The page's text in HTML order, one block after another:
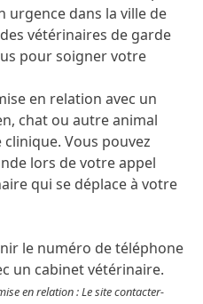
urgence dans la ville de
vétérinaires de garde
pour soigner votre
en relation avec un
chat ou autre animal
Vous pouvez
lors de votre appel
qui se déplace à votre
le numéro de téléphone
un cabinet vétérinaire.
en relation : Le site contacter-